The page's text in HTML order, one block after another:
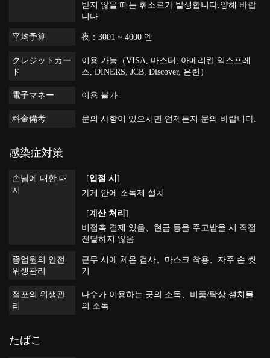
받지 않을 때는 취소료가 발생합니다.양해 바랍
니다.
平均予算 夜：3001 ~ 4000 엔
クレジットカー
ド
이용 가능（VISA, 마스터, 아메리칸 익스프레
스, DINERS, JCB, Discover, 은련）
電子マネー 이용 불가
料金備考 문의 사항이 있으시면 언제든지 문의 바랍니다.
感染症対策
손님에 대한 대
처
[입점 시 ]
가게 안에 소독제 설치
[계산 처리 ]
비접촉 결제 있음
현금 등을 주고받을 시 직접
전달하지 않음
종업원의 안전
위생관리
근무 시에 체온 검사 마스크 착용
자주 손 씻
기
점포의 위생관
리
다수가 이용하는 곳의 소독
비품/탁상 설치물
의 소독
たばこ